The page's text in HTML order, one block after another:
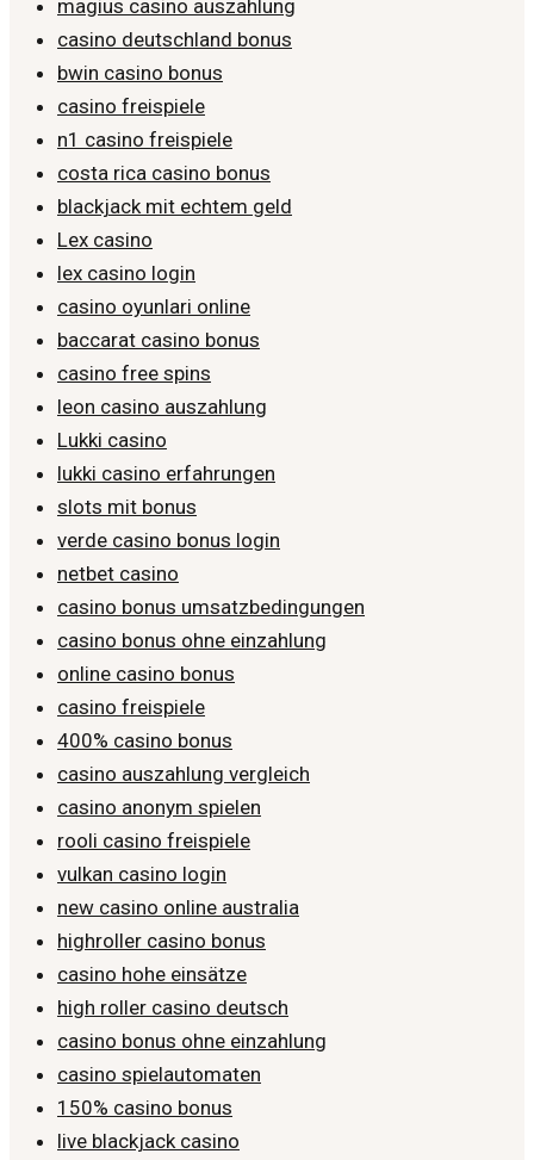
magius casino auszahlung
casino deutschland bonus
bwin casino bonus
casino freispiele
n1 casino freispiele
costa rica casino bonus
blackjack mit echtem geld
Lex casino
lex casino login
casino oyunlari online
baccarat casino bonus
casino free spins
leon casino auszahlung
Lukki casino
lukki casino erfahrungen
slots mit bonus
verde casino bonus login
netbet casino
casino bonus umsatzbedingungen
casino bonus ohne einzahlung
online casino bonus
casino freispiele
400% casino bonus
casino auszahlung vergleich
casino anonym spielen
rooli casino freispiele
vulkan casino login
new casino online australia
highroller casino bonus
casino hohe einsätze
high roller casino deutsch
casino bonus ohne einzahlung
casino spielautomaten
150% casino bonus
live blackjack casino